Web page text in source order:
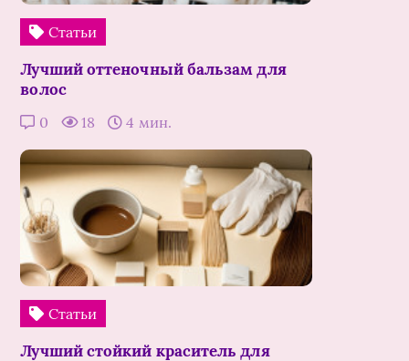
Статьи
Лучший оттеночный бальзам для
волос
0 18 4 мин.
Статьи
Лучший стойкий краситель для